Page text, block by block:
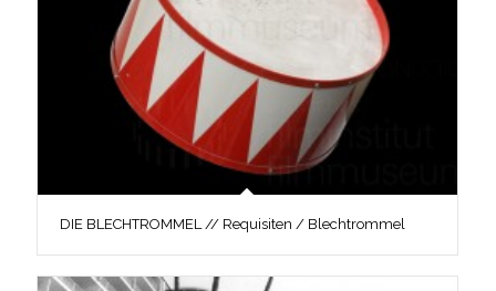
DIE BLECHTROMMEL // Requisiten / Blechtrommel